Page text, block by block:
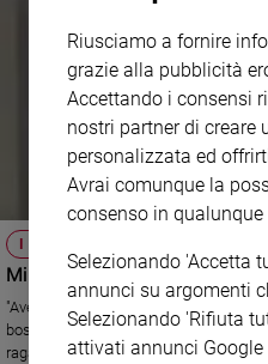
Mileno Fabbiani: "Così don
"Avevo 14 anni e mi stavo perdendo.
boscaiolo nella zona di Barbiana,
ragazzi".
Riusciamo a fornire
grazie alla pubblicità
Accettando i consensi
nostri partner di creare
personalizzata ed
Avrai comunque la
consenso in
Selezionando 'Accetta
annunci su argomenti
Selezionando 'Rifiuta
attivati annunci